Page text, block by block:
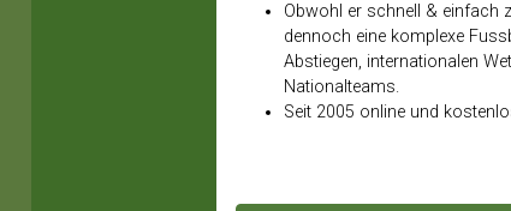
Obwohl er schnell & einfach
dennoch eine komplexe
Abstiegen, internationalen
Nationalteams.
Seit 2005 online und